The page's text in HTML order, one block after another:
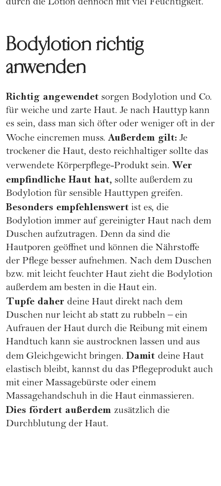
durch die Lotion dennoch mit viel Feuchtigkeit.
Bodylotion richtig
anwenden
Richtig angewendet sorgen Bodylotion und Co.
für weiche und zarte Haut. Je nach Hauttyp kann
es sein, dass man sich öfter oder weniger oft in der
Woche eincremen muss. Außerdem gilt: Je
trockener die Haut, desto reichhaltiger sollte das
verwendete Körperpflege-Produkt sein. Wer
empfindliche Haut hat, sollte außerdem zu
Bodylotion für sensible Hauttypen greifen.
Besonders empfehlenswert ist es, die
Bodylotion immer auf gereinigter Haut nach dem
Duschen aufzutragen. Denn da sind die
Hautporen geöffnet und können die Nährstoffe
der Pflege besser aufnehmen. Nach dem Duschen
bzw. mit leicht feuchter Haut zieht die Bodylotion
außerdem am besten in die Haut ein.
Tupfe daher deine Haut direkt nach dem
Duschen nur leicht ab statt zu rubbeln – ein
Aufrauen der Haut durch die Reibung mit einem
Handtuch kann sie austrocknen lassen und aus
dem Gleichgewicht bringen.Damit deine Haut
elastisch bleibt, kannst du das Pflegeprodukt auch
mit einer Massagebürste oder einem
Massagehandschuh in die Haut einmassieren.
Dies fördert außerdem zusätzlich die
Durchblutung der Haut.